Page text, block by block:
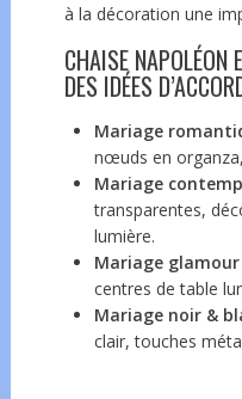
à la décoration une
CHAISE NAPOLÉON
DES IDÉES
Mariage
nœuds en
Mariage
transparentes,
lumière.
Mariage glamour
centres de table
Mariage noir &
clair, touches